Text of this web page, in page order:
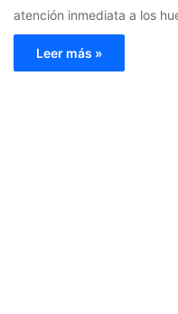
atención inmediata a los
Leer más »